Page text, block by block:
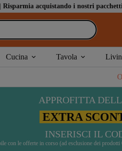
Padella
i nostri pacchetti speciali:
Cucina Tavola
APPROFITTA
EXTRA
INSERISCI IL
con le offerte in corso (ad esclusione dei